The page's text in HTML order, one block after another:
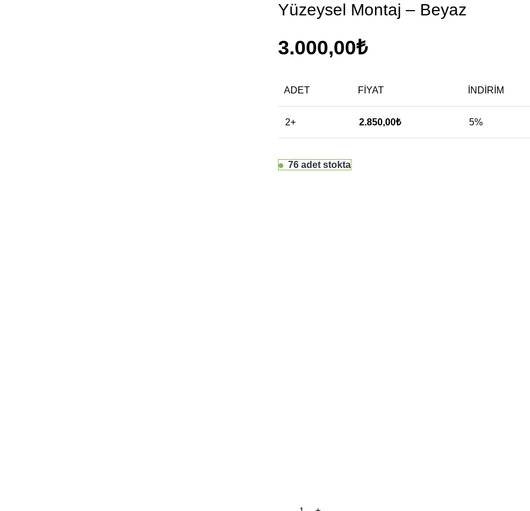
Yüzeysel Montaj – Beyaz
3.000,00₺
ADET FIYAT İNDIRIM
2+ 2.850,00₺ 5%
76 adet stokta